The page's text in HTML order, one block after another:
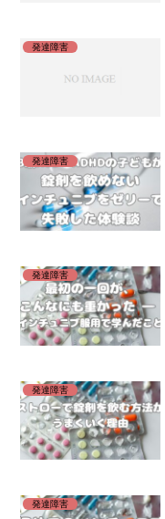
発達障害
発達障害
発達障害
発達障害
発達障害